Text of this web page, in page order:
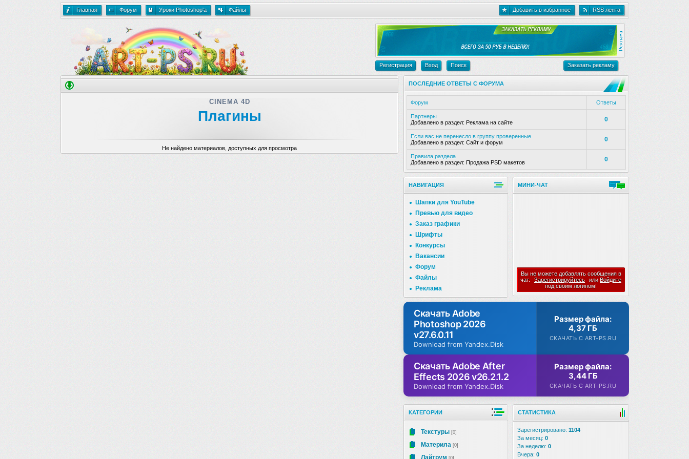
Главная Форум Уроки Photoshop'a Файлы Добавить в избранное RSS лента
Регистрация Вход Поиск Заказать рекламу
CINEMA 4D
Плагины
Не найдено материалов, доступных для просмотра
ПОСЛЕДНИЕ ОТВЕТЫ С ФОРУМА
Форум Ответы
Партнеры
Добавлено в раздел: Реклама на сайте 0
Если вас не перенесло в группу проверенные
Добавлено в раздел: Сайт и форум 0
Правила раздела
Добавлено в раздел: Продажа PSD макетов 0
НАВИГАЦИЯ
Шапки для YouTube
Превью для видео
Заказ графики
Шрифты
Конкурсы
Вакансии
Форум
Файлы
Реклама
МИНИ-ЧАТ
Вы не можете добавлять сообщения в
чат.
Зарегистрируйтесь или Войдите
под своим логином!
Скачать Adobe
Photoshop 2026
v27.6.0.11
Download from Yandex.Disk
Размер файла:
4,37 ГБ
СКАЧАТЬ С ART-PS.RU
Скачать Adobe After
Effects 2026 v26.2.1.2
Download from Yandex.Disk
Размер файла:
3,44 ГБ
СКАЧАТЬ С ART-PS.RU
КАТЕГОРИИ
Текстуры [0]
Материла [0]
Лайтрум [0]
СТАТИСТИКА
Зарегистрировано: 1104
За месяц: 0
За неделю: 0
Вчера: 0